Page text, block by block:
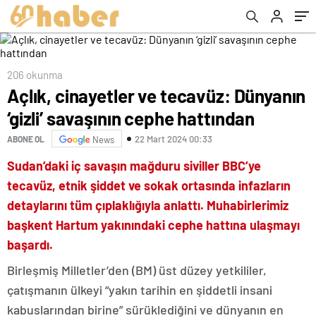
206 okunma
Açlık, cinayetler ve tecavüz: Dünyanın
‘gizli’ savaşının cephe hattından
ABONE OL News 22 Mart 2024 00:33
Sudan’daki iç savaşın mağduru siviller BBC’ye
tecavüz, etnik şiddet ve sokak ortasında infazların
detaylarını tüm çıplaklığıyla anlattı. Muhabirlerimiz
başkent Hartum yakınındaki cephe hattına ulaşmayı
başardı.
Birleşmiş Milletler’den (BM) üst düzey yetkililer,
çatışmanın ülkeyi “yakın tarihin en şiddetli insani
kabuslarından birine” sürüklediğini ve dünyanın en